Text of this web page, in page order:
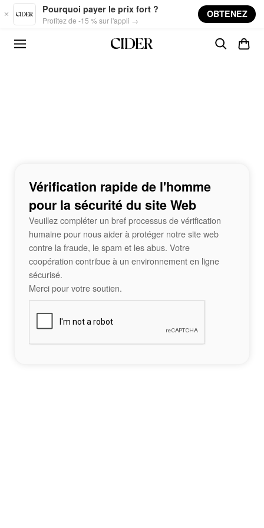
Skip to main content
Pourquoi payer le prix fort ?
Profitez de -15 % sur l'appli →
OBTENEZ
Vérification rapide de l'homme
pour la sécurité du site Web
Veuillez compléter un bref processus de vérification
humaine pour nous aider à protéger notre site web
contre la fraude, le spam et les abus. Votre
coopération contribue à un environnement en ligne
sécurisé.
Merci pour votre soutien.